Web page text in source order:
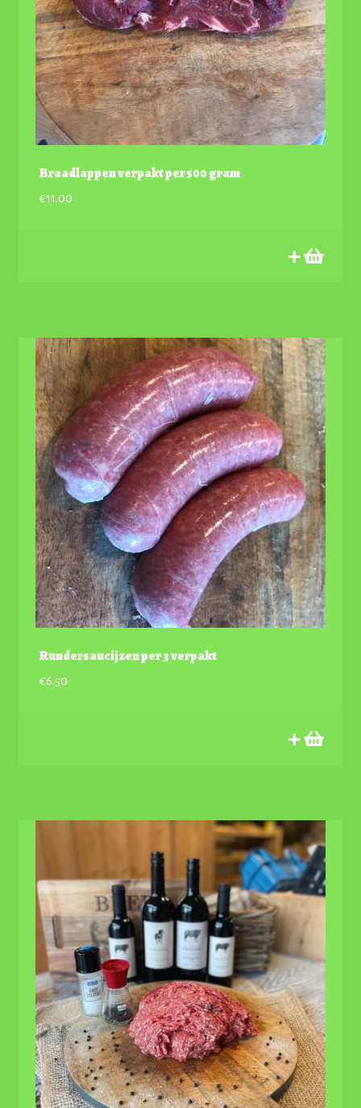
Braadlappen verpakt per 500 gram
€11.00
Rundersaucijzen per 3 verpakt
€6.50